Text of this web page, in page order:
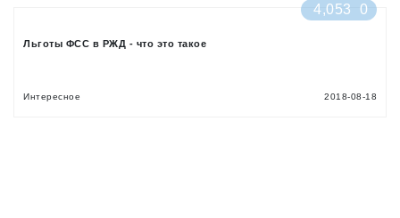
4,053 0
Льготы ФСС в РЖД - что это такое
Интересное 2018-08-18